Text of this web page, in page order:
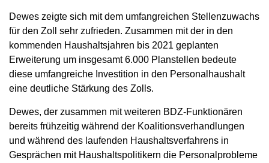
Dewes zeigte sich mit dem umfangreichen Stellenzuwachs
für den Zoll sehr zufrieden. Zusammen mit der in den
kommenden Haushaltsjahren bis 2021 geplanten
Erweiterung um insgesamt 6.000 Planstellen bedeute
diese umfangreiche Investition in den Personalhaushalt
eine deutliche Stärkung des Zolls.
Dewes, der zusammen mit weiteren BDZ-Funktionären
bereits frühzeitig während der Koalitionsverhandlungen
und während des laufenden Haushaltsverfahrens in
Gesprächen mit Haushaltspolitikern die Personalprobleme